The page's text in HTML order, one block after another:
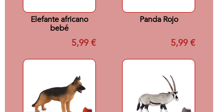
Elefante africano
bebé
5,99 €
Panda Rojo
5,99 €